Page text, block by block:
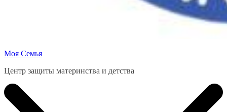
Моя Семья
Центр защиты материнства и детства